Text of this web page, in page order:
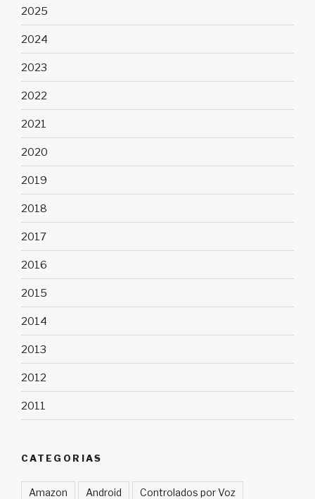
2025
2024
2023
2022
2021
2020
2019
2018
2017
2016
2015
2014
2013
2012
2011
CATEGORIAS
Amazon Android Controlados por Voz